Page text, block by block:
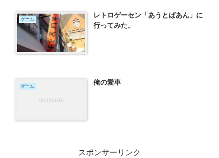
ゲーム
レトロゲーセン「あうとばあん」に
行ってみた。
ゲーム 俺の愛車
スポンサーリンク